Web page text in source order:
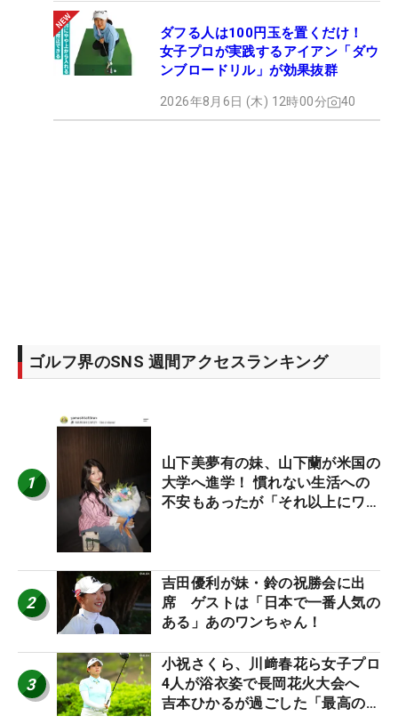
ダフる人は100円玉を置くだけ！
女子プロが実践するアイアン「ダウ
ンブロードリル」が効果抜群
2026年8月6日 (木) 12時00分 40
ゴルフ界のSNS 週間アクセスランキング
1
山下美夢有の妹、山下蘭が米国の
大学へ進学！ 慣れない生活への
不安もあったが「それ以上にワク
2
吉田優利が妹・鈴の祝勝会に出
席 ゲストは「日本で一番人気の
ある」あのワンちゃん！
3
小祝さくら、川﨑春花ら女子プロ
4人が浴衣姿で長岡花火大会へ
吉本ひかるが過ごした「最高の夏